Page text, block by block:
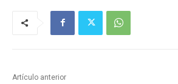
Artículo anterior